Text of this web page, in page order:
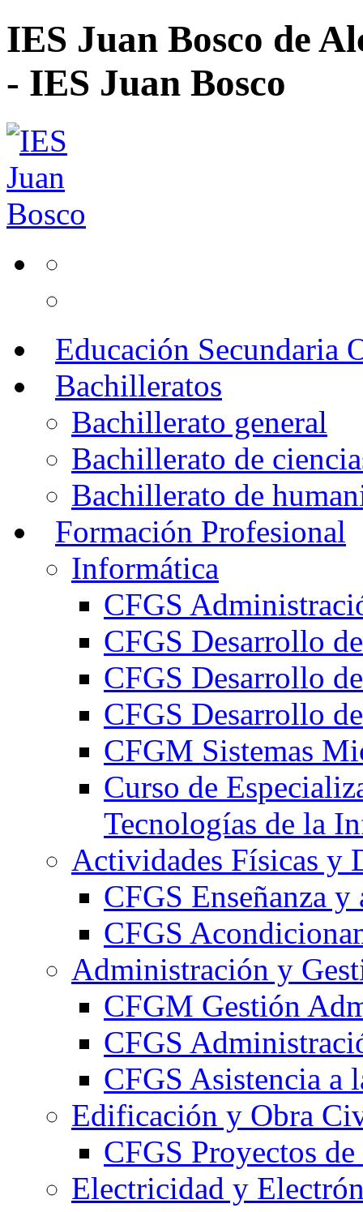
IES Juan Bosco de
- IES Juan Bosco
Educación Secundaria
Bachilleratos
Bachillerato general
Bachillerato de
Bachillerato de
Formación Profesional
Informática
CFGS
CFGS Desarrollo
CFGS Desarrollo
CFGS Desarrollo
CFGM Sistemas
Curso de
Tecnologías de la
Actividades Físicas y
CFGS Enseñanza
CFGS
Administración y
CFGM Gestión
CFGS
CFGS Asistencia a
Edificación y Obra
CFGS Proyectos
Electricidad y